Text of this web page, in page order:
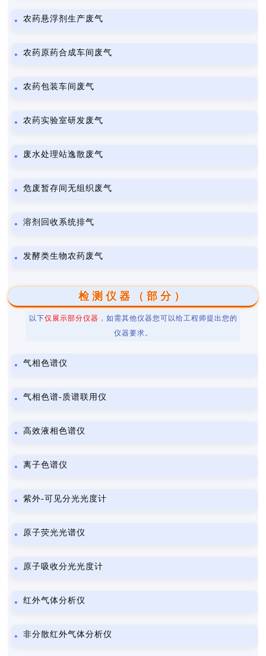
农药悬浮剂生产废气
农药原药合成车间废气
农药包装车间废气
农药实验室研发废气
废水处理站逸散废气
危废暂存间无组织废气
溶剂回收系统排气
发酵类生物农药废气
检测仪器（部分）
以下仅展示部分仪器 ，如需其他仪器您可以给工程师提出您的
仪器要求。
气相色谱仪
气相色谱-质谱联用仪
高效液相色谱仪
离子色谱仪
紫外-可见分光光度计
原子荧光光谱仪
原子吸收分光光度计
红外气体分析仪
非分散红外气体分析仪